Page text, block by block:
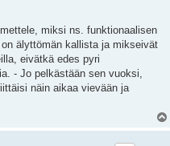
miksi ns. funktionaalisen
älyttömän kallista ja mikseivät
eivätkä edes pyri
- Jo pelkästään sen vuoksi,
näin aikaa vievään ja